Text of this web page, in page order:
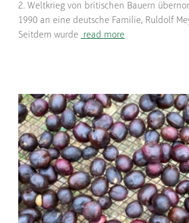
2. Weltkrieg von britischen Bauern
1990 an eine deutsche Familie, Ruldolf
Seitdem wurde
read more